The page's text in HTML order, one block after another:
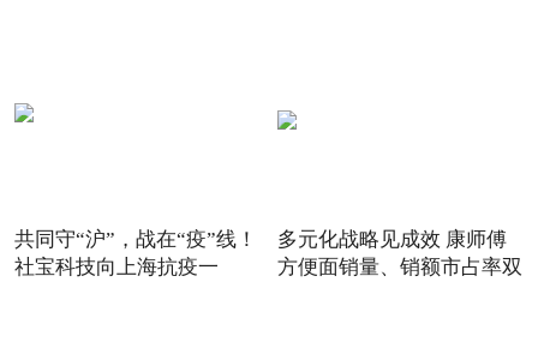
共同守“沪”，战在“疫”线！
社宝科技向上海抗疫一
多元化战略见成效 康师傅
方便面销量、销额市占率双